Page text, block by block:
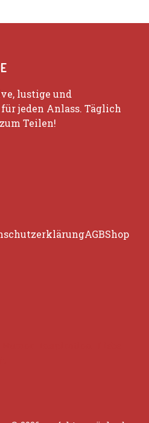
lustige und
jeden Anlass. Täglich
Teilen!
AGBShop